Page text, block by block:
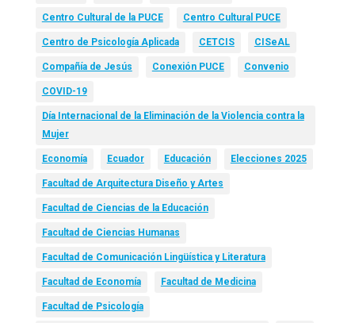
Centro Cultural de la PUCE Centro Cultural PUCE
Centro de Psicología Aplicada CETCIS CISeAL
Compañía de Jesús Conexión PUCE Convenio
COVID-19
Día Internacional de la Eliminación de la Violencia contra la
Mujer
Economía Ecuador Educación Elecciones 2025
Facultad de Arquitectura Diseño y Artes
Facultad de Ciencias de la Educación
Facultad de Ciencias Humanas
Facultad de Comunicación Lingüística y Literatura
Facultad de Economía Facultad de Medicina
Facultad de Psicología